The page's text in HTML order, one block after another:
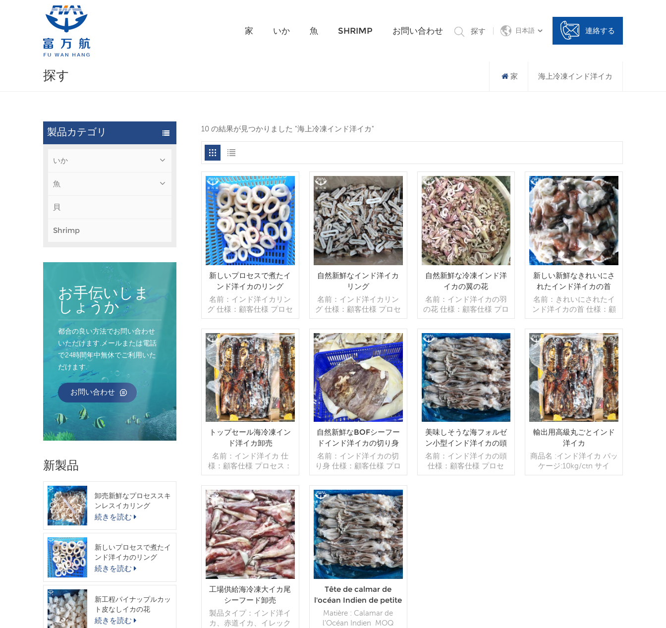
家 いか 魚 SHRIMP お問い合わせ 探す 日本語 連絡する
探す 家 海上冷凍インド洋イカ
製品カテゴリ
いか
魚
貝
Shrimp
お手伝いしま
しょうか
都合の良い方法でお問い合わせ
いただけます.メールまたは電話
で24時間年中無休でご利用いた
だけます.
お問い合わせ
新製品
卸売新鮮なプロセススキ
ンレスイカリング
続きを読む
新しいプロセスで煮たイ
ンド洋イカのリング
続きを読む
新工程パイナップルカッ
ト皮なしイカの花
続きを読む
10 の結果が見つかりました "海上冷凍インド洋イカ"
新しいプロセスで煮たイ
ンド洋イカのリング
名前：インド洋イカリン
グ 仕様：顧客仕様 プロセ
ス：ゆで グレージング：
IQF 40％（カスタマイズ
可能） 包装：1kg/バッ
グ,10kg /織りバッグ（カ
スタマイズ可能） 販売モ
デル：卸売/輸出 min .注
文：20フィートコンテ
ナ/40フィートコンテナ 支
払い：TT/С確認された取
消不能のLCを一目で 発
送：入金確認後20日以内
起源：中国 ブランド：fu
wang hang
続きを読む
自然新鮮なインド洋イカ
リング
名前：インド洋イカリン
グ 仕様：顧客仕様 プロセ
ス：カット グレージン
グ：IQF 40％（カスタマ
イズ可能） 包装：1kg/バ
ッグ,10kg /織りバッグ
（カスタマイズ可能） 販
売モデル：卸売/輸出 min .
注文：20フィートコンテ
ナ/40フィートコンテナ 支
払い：TT/С確認された取
消不能のLCを一目で 発
送：入金確認後20日以内
起源：中国 ブランド：fu
wang hang
続きを読む
自然新鮮な冷凍インド洋
イカの翼の花
名前：インド洋イカの羽
の花 仕様：顧客仕様 プロ
セス：ブランチング, グレ
ージング：IQF 40％（カ
スタマイズ可能） 包装：
1kg/バッグ,10kg /織りバ
ッグ（カスタマイズ可
能） 販売モデル：卸売/輸
出 min .注文：20フィート
コンテナ/40フィートコン
テナ 支払い：TT/С確認さ
れた取消不能のLCを一目
で 発送：入金確認後20日
以内 起源：中国 ブラン
ド：fu wang hang
続きを読む
新しい新鮮なきれいにさ
れたインド洋イカの首
名前：きれいにされたイ
ンド洋イカの首 仕様：顧
客仕様 プロセス：洗浄済
み グレージング：BQF
40％（カスタマイズ可
能） 包装：1kg/バッ
グ,10kg /織りバッグ（カ
スタマイズ可能） 販売モ
デル：卸売/輸出 min .注
文：20フィートコンテ
ナ/40フィートコンテナ 支
払い：TT/С確認された取
消不能のLCを一目で 発
送：入金確認後20日以内
起源：中国 ブランド：fu
wang hang
続きを読む
トップセール海冷凍イン
ド洋イカ卸売
名前：インド洋イカ 仕
様：顧客仕様 プロセス：
なし グレージング：BQF
40％（カスタマイズ可
能） 包装：1kg/バッ
グ,10kg /織りバッグ（カ
スタマイズ可能） 販売モ
デル：卸売/輸出 min .注
文：20フィートコンテ
ナ/40フィートコンテナ 支
払い：TT/С確認された取
消不能のLCを一目で 発
送：入金確認後20日以内
起源：中国 ブランド：fu
wang hang
続きを読む
自然新鮮なBOFシーフー
ドインド洋イカの切り身
名前：インド洋イカの切
り身 仕様：顧客仕様 プロ
セス：カット グレージン
グ：BQF 40％（カスタマ
イズ可能） 包装：1kg/バ
ッグ,10kg /織りバッグ
（カスタマイズ可能） 販
売モデル：卸売/輸出 min .
注文：20フィートコンテ
ナ/40フィートコンテナ 支
払い：TT/С確認された取
消不能のLCを一目で 発
送：入金確認後20日以内
起源：中国 ブランド：fu
wang hang
続きを読む
美味しそうな海フォルゼ
ン小型インド洋イカの頭
名前：インド洋イカの頭
仕様：顧客仕様 プロセ
ス：カット グレージン
輸出用高級丸ごとインド
洋イカ
商品名 :インド洋イカ パッ
ケージ:10kg/ctn サイ
ズ:100-300g、300-
工場供給海冷凍大イカ尾
シーフード卸売
製品タイプ：インド洋イ
カ、赤道イカ、イレック
Tête de calmar de
l'océan Indien de petite
taille congelée en gros
à vendre
Matière : Calamar de
l'Océan Indien MOQ